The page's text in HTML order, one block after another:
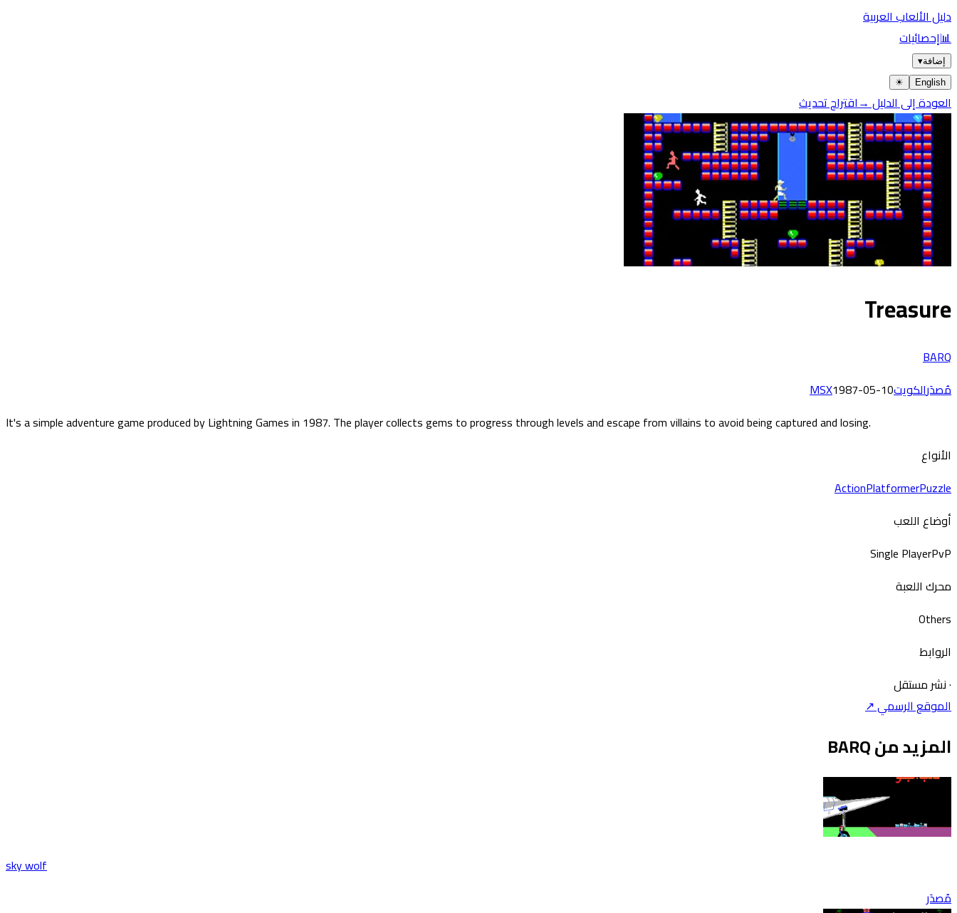
دليل الألعاب العربية
📊إحصائيات
إضافة▾
English
☀︎
العودة إلى الدليل →اقتراح تحديث
Treasure
BARQ
مُصدَرالكويت MSX1987-05-10
It's a simple adventure game produced by Lightning Games in 1987. The player collects gems to progress through levels and escape from villains to avoid being captured and losing.
الأنواع
ActionPlatformerPuzzle
أوضاع اللعب
Single PlayerPvP
محرك اللعبة
Others
الروابط
·نشر مستقل
الموقع الرسمي ↗
المزيد من BARQ
sky wolf
مُصدَر